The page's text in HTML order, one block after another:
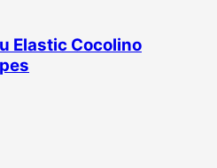
Elastic Cocolino